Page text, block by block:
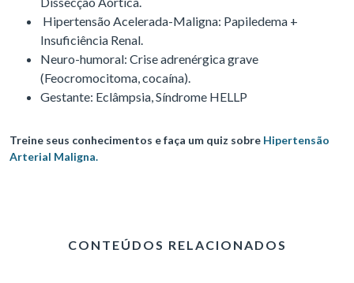
Hipertensão Acelerada-Maligna: Papiledema +
Insuficiência Renal.
Neuro-humoral: Crise adrenérgica grave
(Feocromocitoma, cocaína).
Gestante: Eclâmpsia, Síndrome HELLP
Treine seus conhecimentos e faça um quiz sobre Hipertensão
Arterial Maligna.
CONTEÚDOS RELACIONADOS